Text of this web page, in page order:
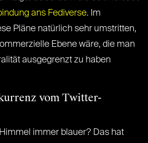
ans Fediverse. Im
Pläne natürlich sehr umstritten,
Ebene wäre, die man
ausgegrenzt zu haben
vom Twitter-
immer blauer? Das hat